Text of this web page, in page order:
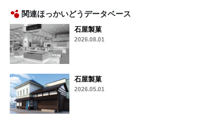
関連ほっかいどうデータベース
石屋製菓
2026.08.01
石屋製菓
2026.05.01